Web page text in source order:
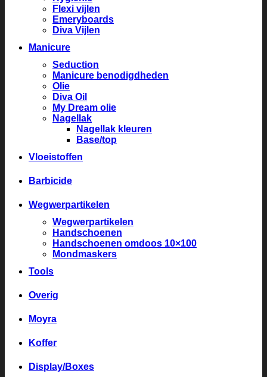
Flexi vijlen
Emeryboards
Diva Vijlen
Manicure
Seduction
Manicure benodigdheden
Olie
Diva Oil
My Dream olie
Nagellak
Nagellak kleuren
Base/top
Vloeistoffen
Barbicide
Wegwerpartikelen
Wegwerpartikelen
Handschoenen
Handschoenen omdoos 10×100
Mondmaskers
Tools
Overig
Moyra
Koffer
Display/Boxes